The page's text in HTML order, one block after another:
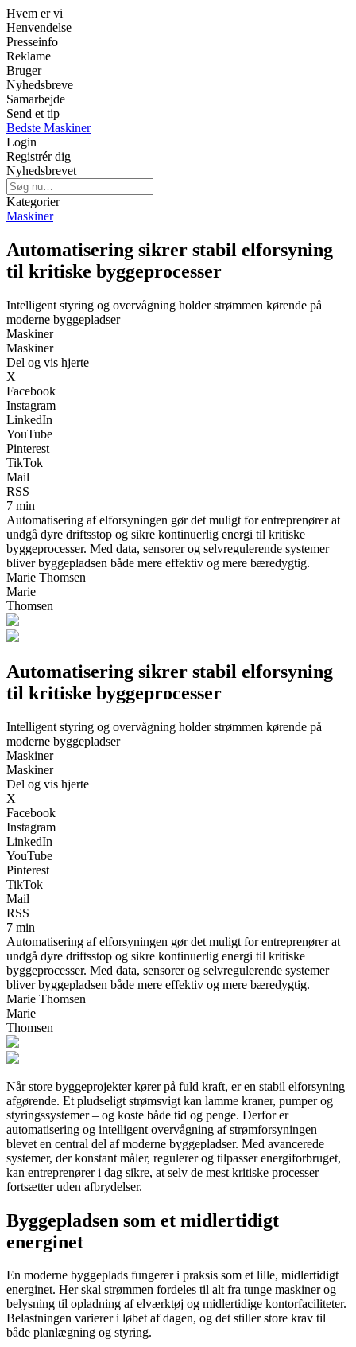
Hvem er vi
Henvendelse
Presseinfo
Reklame
Bruger
Nyhedsbreve
Samarbejde
Send et tip
Bedste Maskiner
Login
Registrér dig
Nyhedsbrevet
Kategorier
Maskiner
Automatisering sikrer stabil elforsyning
til kritiske byggeprocesser
Intelligent styring og overvågning holder strømmen kørende på
moderne byggepladser
Maskiner
Maskiner
Del og vis hjerte
X
Facebook
Instagram
LinkedIn
YouTube
Pinterest
TikTok
Mail
RSS
7 min
Automatisering af elforsyningen gør det muligt for entreprenører at
undgå dyre driftsstop og sikre kontinuerlig energi til kritiske
byggeprocesser. Med data, sensorer og selvregulerende systemer
bliver byggepladsen både mere effektiv og mere bæredygtig.
Marie Thomsen
Marie
Thomsen
Automatisering sikrer stabil elforsyning
til kritiske byggeprocesser
Intelligent styring og overvågning holder strømmen kørende på
moderne byggepladser
Maskiner
Maskiner
Del og vis hjerte
X
Facebook
Instagram
LinkedIn
YouTube
Pinterest
TikTok
Mail
RSS
7 min
Automatisering af elforsyningen gør det muligt for entreprenører at
undgå dyre driftsstop og sikre kontinuerlig energi til kritiske
byggeprocesser. Med data, sensorer og selvregulerende systemer
bliver byggepladsen både mere effektiv og mere bæredygtig.
Marie Thomsen
Marie
Thomsen
Når store byggeprojekter kører på fuld kraft, er en stabil elforsyning
afgørende. Et pludseligt strømsvigt kan lamme kraner, pumper og
styringssystemer – og koste både tid og penge. Derfor er
automatisering og intelligent overvågning af strømforsyningen
blevet en central del af moderne byggepladser. Med avancerede
systemer, der konstant måler, regulerer og tilpasser energiforbruget,
kan entreprenører i dag sikre, at selv de mest kritiske processer
fortsætter uden afbrydelser.
Byggepladsen som et midlertidigt
energinet
En moderne byggeplads fungerer i praksis som et lille, midlertidigt
energinet. Her skal strømmen fordeles til alt fra tunge maskiner og
belysning til opladning af elværktøj og midlertidige kontorfaciliteter.
Belastningen varierer i løbet af dagen, og det stiller store krav til
både planlægning og styring.